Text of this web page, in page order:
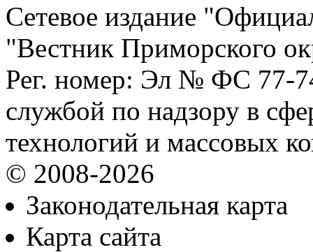
Сетевое издание
"Вестник Приморского
Рег. номер: Эл № ФС 77-
службой по надзору в
технологий и массовых
© 2008-2026
Законодательная карта
Карта сайта